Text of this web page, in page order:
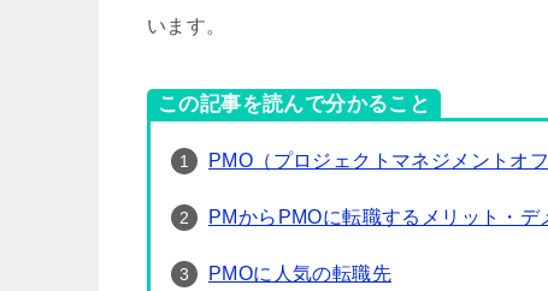
います。
この記事を読んで分かること
PMO（プロジェクトマネジメントオ
PMからPMOに転職するメリット・デ
PMOに人気の転職先